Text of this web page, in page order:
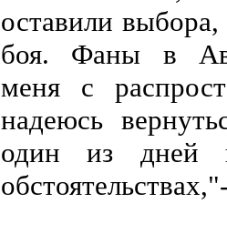
оставили
боя. Фаны в
меня с
надеюсь
один из дней